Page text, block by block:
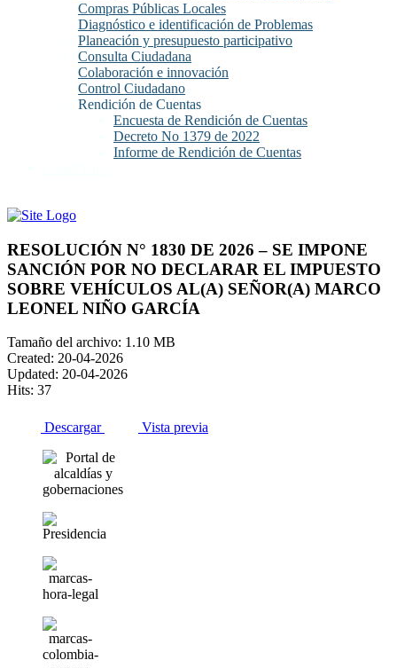
Compras Públicas Locales
Diagnóstico e identificación de Problemas
Planeación y presupuesto participativo
Consulta Ciudadana
Colaboración e innovación
Control Ciudadano
Rendición de Cuentas
Encuesta de Rendición de Cuentas
Decreto No 1379 de 2022
Informe de Rendición de Cuentas
RESOLUCIÓN N° 1830 DE 2026 – SE IMPONE
SANCIÓN POR NO DECLARAR EL IMPUESTO
SOBRE VEHÍCULOS AL(A) SEÑOR(A) MARCO
LEONEL NIÑO GARCÍA
Tamaño del archivo: 1.10 MB
Created: 20-04-2026
Updated: 20-04-2026
Hits: 37
Descargar Vista previa